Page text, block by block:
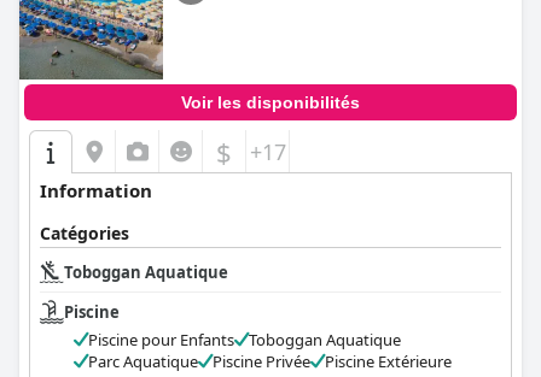
Voir les disponibilités
$ +17
Information
Catégories
Toboggan Aquatique
Piscine
Piscine pour Enfants
Toboggan Aquatique
Parc Aquatique
Piscine Privée
Piscine Extérieure